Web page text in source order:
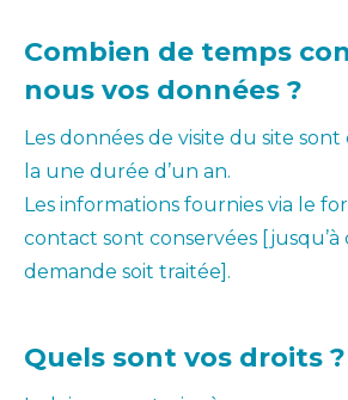
Combien de temps
nous vos données ?
Les données de visite du site
la une durée d’un an.
Les informations fournies via le
contact sont conservées
demande soit traitée].
Quels sont vos droits ?